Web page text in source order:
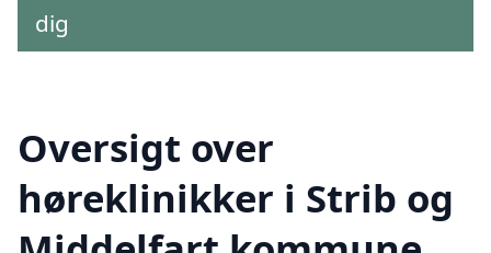
dig
Oversigt over
høreklinikker i Strib og